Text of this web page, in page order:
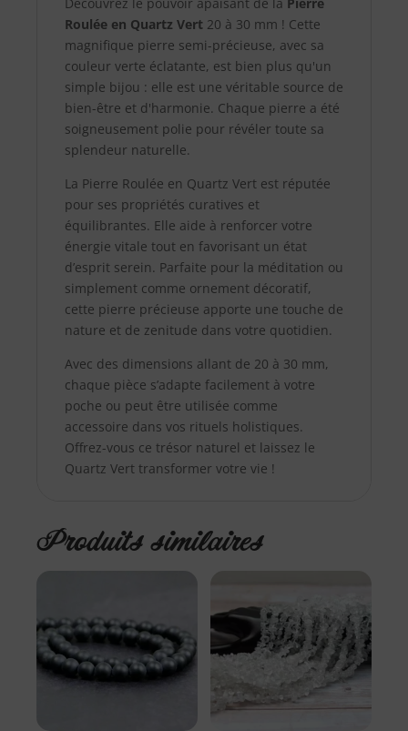
Roulée en Quartz Vert 20 à 30 mm ! Cette
magnifique pierre semi-précieuse, avec sa
couleur verte éclatante, est bien plus qu'un
simple bijou : elle est une véritable source de
bien-être et d'harmonie. Chaque pierre a été
soigneusement polie pour révéler toute sa
splendeur naturelle.
La Pierre Roulée en Quartz Vert est réputée
pour ses propriétés curatives et
équilibrantes. Elle aide à renforcer votre
énergie vitale tout en favorisant un état
d’esprit serein. Parfaite pour la méditation ou
simplement comme ornement décoratif,
cette pierre précieuse apporte une touche de
nature et de zenitude dans votre quotidien.
Avec des dimensions allant de 20 à 30 mm,
chaque pièce s’adapte facilement à votre
poche ou peut être utilisée comme
accessoire dans vos rituels holistiques.
Offrez-vous ce trésor naturel et laissez le
Quartz Vert transformer votre vie !
Produits similaires